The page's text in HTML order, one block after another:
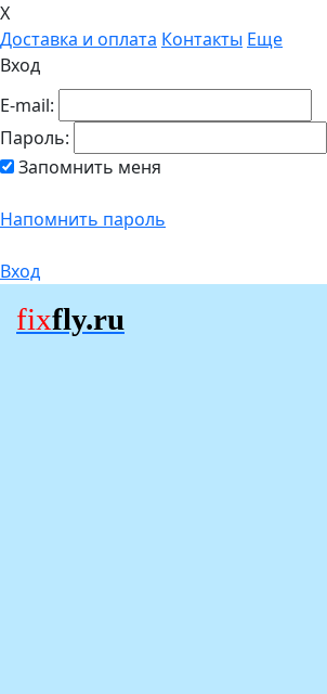
X
Доставка и оплата Контакты Еще
Вход
E-mail:
Пароль:
Запомнить меня
Напомнить пароль
Вход
fixfly.ru